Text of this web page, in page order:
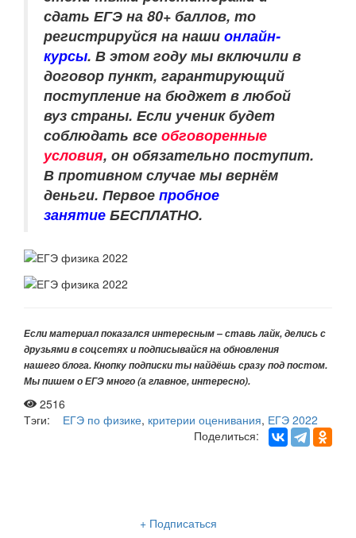
сдать ЕГЭ на 80+ баллов, то
регистрируйся на наши онлайн-
курсы. В этом году мы включили в
договор пункт, гарантирующий
поступление на бюджет в любой
вуз страны. Если ученик будет
соблюдать все обговоренные
условия, он обязательно поступит.
В противном случае мы вернём
деньги. Первое пробное
занятие БЕСПЛАТНО.
Если материал показался интересным – ставь лайк, делись с
друзьями в соцсетях и подписывайся на обновления
нашегоблога. Кнопку подписки ты найдёшь сразу под постом.
Мы пишем о ЕГЭ много (а главное, интересно).
2516
Тэги:
ЕГЭ по физике, критерии оценивания, ЕГЭ 2022
Поделиться:
+ Подписаться